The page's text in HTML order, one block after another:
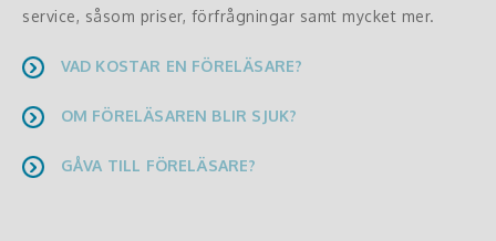
service, såsom priser, förfrågningar samt mycket mer.
VAD KOSTAR EN FÖRELÄSARE?
OM FÖRELÄSAREN BLIR SJUK?
GÅVA TILL FÖRELÄSARE?